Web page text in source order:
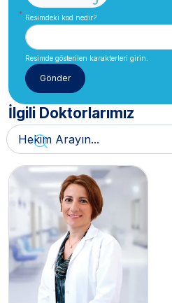
Resimdeki kod nedir?
Resimde gösterilen karakterleri girin.
İlgili Doktorlarımız